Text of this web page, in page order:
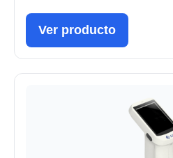
Ver producto